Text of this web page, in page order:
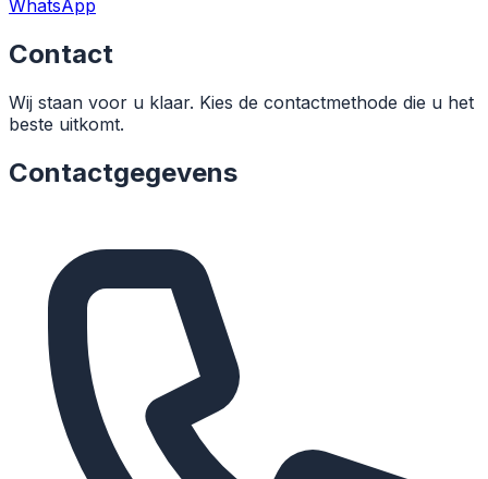
WhatsApp
Contact
Wij staan voor u klaar. Kies de contactmethode die u het
beste uitkomt.
Contactgegevens